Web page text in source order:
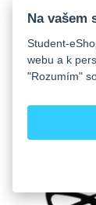
Na vašem
Student-
webu a k
"Rozumím"